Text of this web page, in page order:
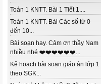
Toán 1 KNTT. Bài 1 Tiết 1....
Toán 1 KNTT. Bài Các số từ 0
đến 10...
Bài soạn hay. Cảm ơn thầy Nam
nhiều nhé ❤️❤️❤️❤️❤️❤️...
Kế hoạch bài soạn giáo án lớp 1
theo SGK...